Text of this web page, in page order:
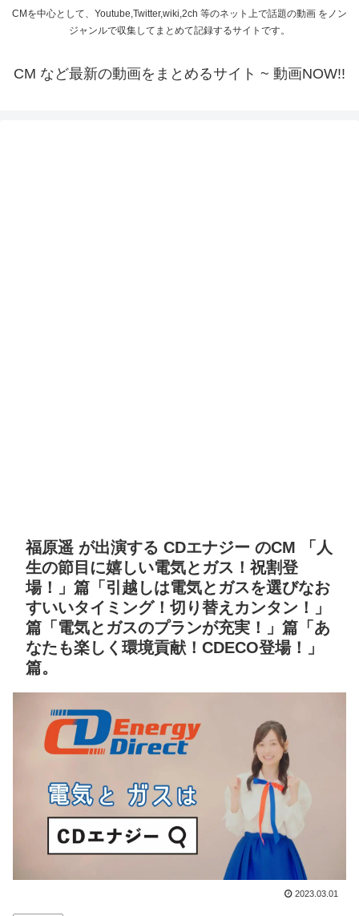
CMを中心として、Youtube,Twitter,wiki,2ch 等のネット上で話題の動画 をノン
ジャンルで収集してまとめて記録するサイトです。
CM など最新の動画をまとめるサイト ~ 動画NOW!!
福原遥 が出演する CDエナジー のCM 「人
生の節目に嬉しい電気とガス！祝割登
場！」篇「引越しは電気とガスを選びなお
すいいタイミング！切り替えカンタン！」
篇「電気とガスのプランが充実！」篇「あ
なたも楽しく環境貢献！CDECO登場！」
篇。
2023.03.01